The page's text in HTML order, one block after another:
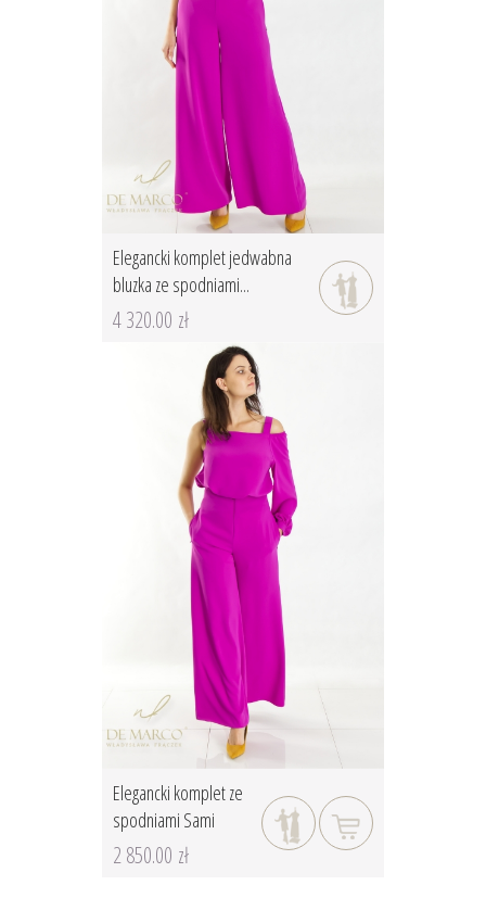
Elegancki komplet jedwabna
bluzka ze spodniami...
4 320.00 zł
Elegancki komplet ze
spodniami Sami
2 850.00 zł